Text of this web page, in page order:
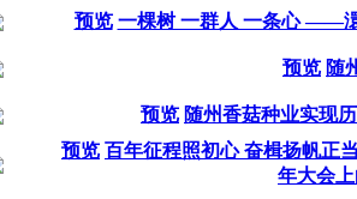
预览 一棵树 一群人 一条心 ——
预览 随
预览 随州香菇种业实现
预览 百年征程照初心 奋楫扬帆正
年大会